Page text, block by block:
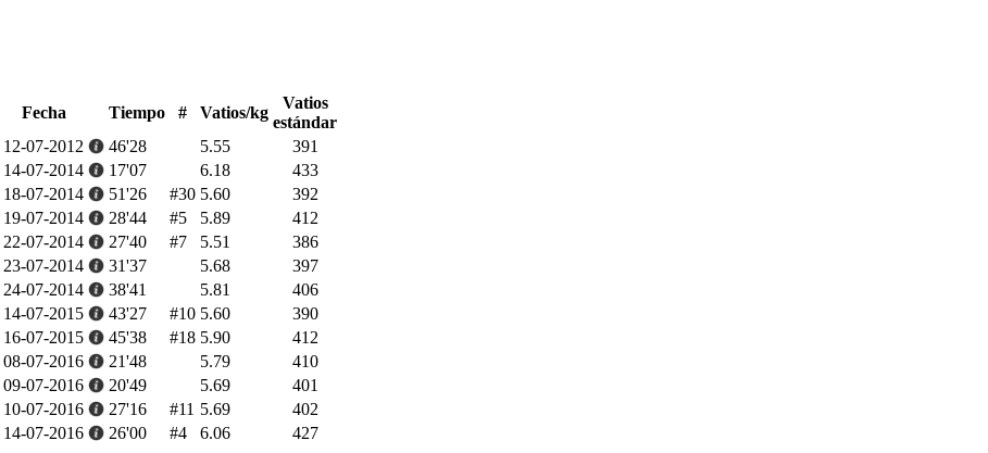
Fecha Tiempo # Vatios/kg
Vatios
estándar
12-07-2012 46'28 5.55
391
14-07-2014 17'07 6.18
433
18-07-2014 51'26 #30 5.60
392
19-07-2014 28'44 #5 5.89
412
22-07-2014 27'40 #7 5.51
386
23-07-2014 31'37 5.68
397
24-07-2014 38'41 5.81
406
14-07-2015 43'27 #10 5.60
390
16-07-2015 45'38 #18 5.90
412
08-07-2016 21'48 5.79
410
09-07-2016 20'49 5.69
401
10-07-2016 27'16 #11 5.69
402
14-07-2016 26'00 #4 6.06 427